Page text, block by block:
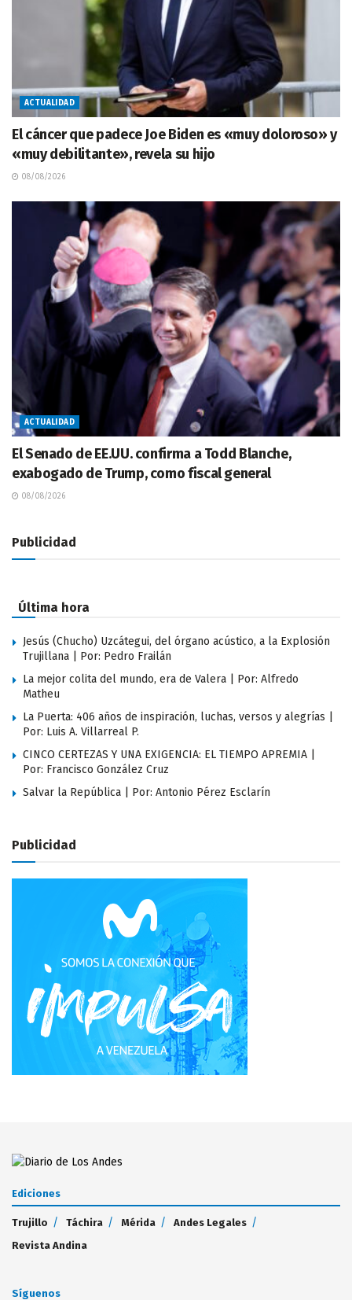
ACTUALIDAD
El cáncer que padece Joe Biden es «muy doloroso» y
«muy debilitante», revela su hijo
08/08/2026
ACTUALIDAD
El Senado de EE.UU. confirma a Todd Blanche,
exabogado de Trump, como fiscal general
08/08/2026
Publicidad
Última hora
Jesús (Chucho) Uzcátegui, del órgano acústico, a la Explosión
Trujillana | Por: Pedro Frailán
La mejor colita del mundo, era de Valera | Por: Alfredo
Matheu
La Puerta: 406 años de inspiración, luchas, versos y alegrías |
Por: Luis A. Villarreal P.
CINCO CERTEZAS Y UNA EXIGENCIA: EL TIEMPO APREMIA |
Por: Francisco González Cruz
Salvar la República | Por: Antonio Pérez Esclarín
Publicidad
Ediciones
Trujillo Táchira Mérida
Andes Legales
Revista Andina
Síguenos